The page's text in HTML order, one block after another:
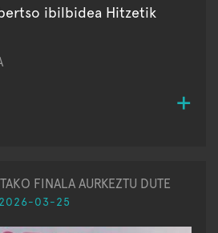
ibilbidea Hitzetik
FINALA AURKEZTU DUTE
2026-03-25